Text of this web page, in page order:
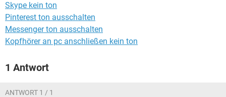
Skype kein ton
Pinterest ton ausschalten
Messenger ton ausschalten
Kopfhörer an pc anschließen kein ton
1 Antwort
ANTWORT 1 / 1